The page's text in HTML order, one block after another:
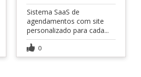
Sistema SaaS de
agendamentos com site
personalizado para cada...
0